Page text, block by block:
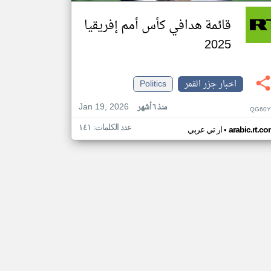
قائمة هدافي كأس أمم إفريقيا
2025
اخبار جزر القمر
Politics
Jan 19, 2026
منذ ٦ أشهر
ار تي عربي• عدد الكلمات: ١٤١